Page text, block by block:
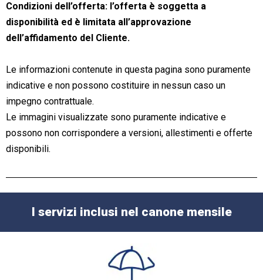
Condizioni dell’offerta: l’offerta è soggetta a
disponibilità ed è limitata all’approvazione
dell’affidamento del Cliente.
Le informazioni contenute in questa pagina sono puramente
indicative e non possono costituire in nessun caso un
impegno contrattuale.
Le immagini visualizzate sono puramente indicative e
possono non corrispondere a versioni, allestimenti e offerte
disponibili.
I servizi inclusi nel canone mensile